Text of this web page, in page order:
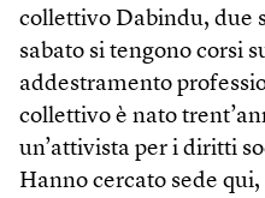
collettivo Dabindu, due
sabato si tengono corsi
addestramento
collettivo è nato
un’attivista per i diritti
Hanno cercato sede